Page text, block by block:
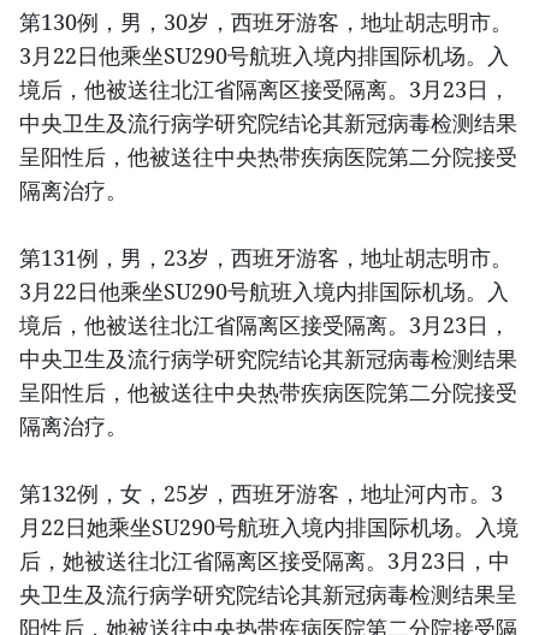
第130例，男，30岁，西班牙游客，地址胡志明市。
3月22日他乘坐SU290号航班入境内排国际机场。入
境后，他被送往北江省隔离区接受隔离。3月23日，
中央卫生及流行病学研究院结论其新冠病毒检测结果
呈阳性后，他被送往中央热带疾病医院第二分院接受
隔离治疗。
第131例，男，23岁，西班牙游客，地址胡志明市。
3月22日他乘坐SU290号航班入境内排国际机场。入
境后，他被送往北江省隔离区接受隔离。3月23日，
中央卫生及流行病学研究院结论其新冠病毒检测结果
呈阳性后，他被送往中央热带疾病医院第二分院接受
隔离治疗。
第132例，女，25岁，西班牙游客，地址河内市。3
月22日她乘坐SU290号航班入境内排国际机场。入境
后，她被送往北江省隔离区接受隔离。3月23日，中
央卫生及流行病学研究院结论其新冠病毒检测结果呈
阳性后，她被送往中央热带疾病医院第二分院接受隔